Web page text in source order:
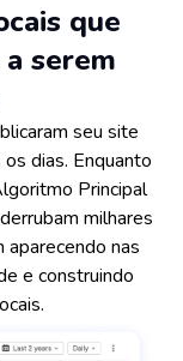
que
serem
seu site
dias. Enquanto
Principal
milhares
nas
e construindo